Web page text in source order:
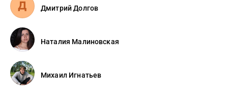
Дмитрий Долгов
Наталия Малиновская
Михаил Игнатьев